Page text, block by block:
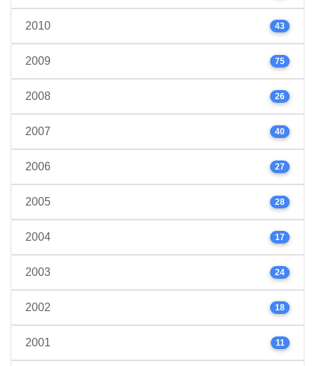
2010 43
2009 75
2008 26
2007 40
2006 27
2005 28
2004 17
2003 24
2002 18
2001 11